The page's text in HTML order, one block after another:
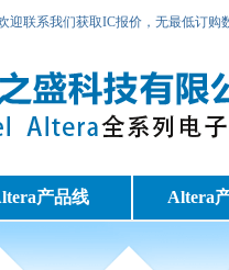
迎联系我们获取IC报价，无最低订购
产品线 Altera